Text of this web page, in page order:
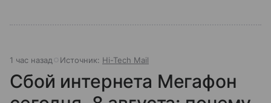
1 час назад Источник: Hi-Tech Mail
Сбой интернета Мегафон